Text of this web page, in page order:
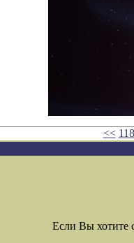
<<
Если Вы хотите